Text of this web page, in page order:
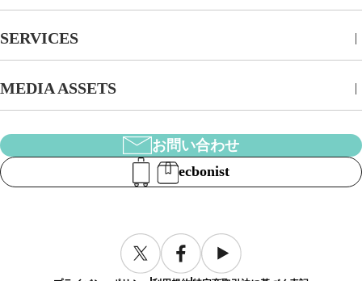
SERVICES
MEDIA ASSETS
お問い合わせ
ecbonist